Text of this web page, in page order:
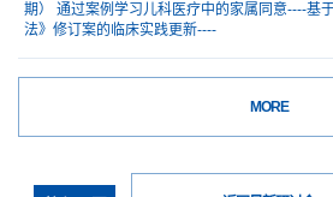
期） 通过案例学习儿科医疗中的家属同意----基
法》修订案的临床实践更新----
MORE